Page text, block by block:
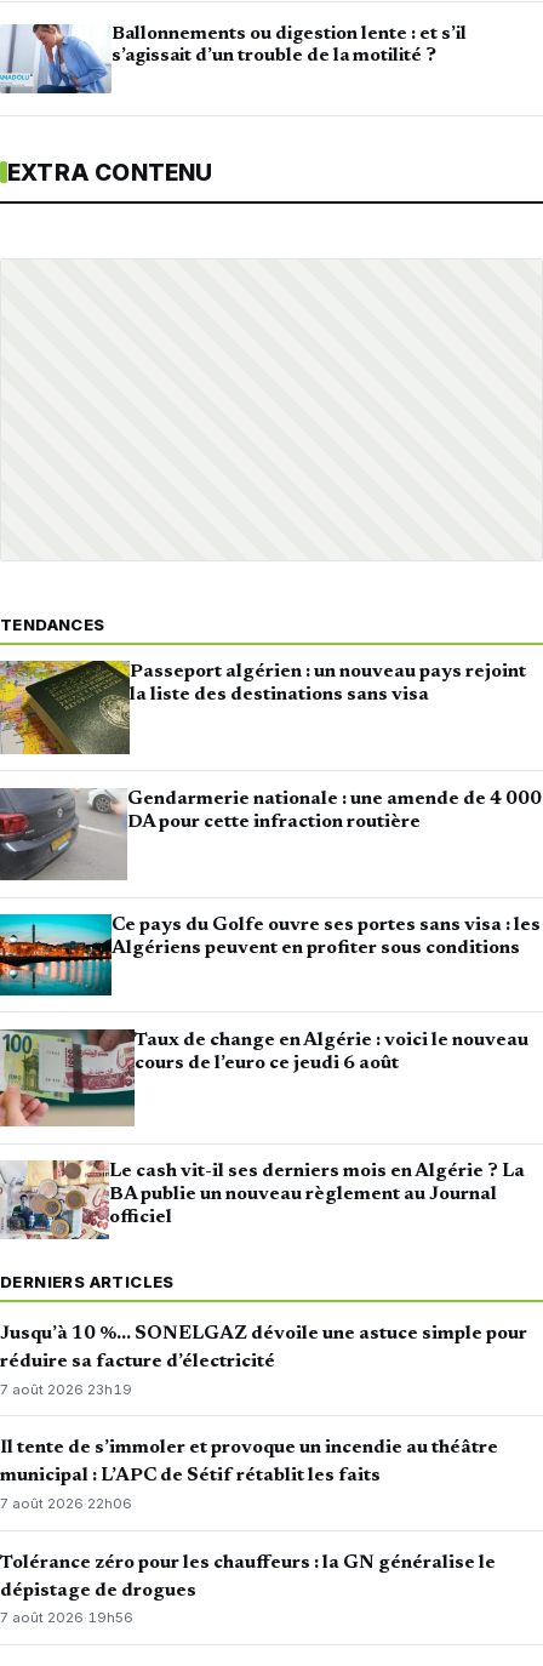
Ballonnements ou digestion lente : et s’il
s’agissait d’un trouble de la motilité ?
EXTRA CONTENU
TENDANCES
Passeport algérien : un nouveau pays rejoint
la liste des destinations sans visa
Gendarmerie nationale : une amende de 4 000
DA pour cette infraction routière
Ce pays du Golfe ouvre ses portes sans visa : les
Algériens peuvent en profiter sous conditions
Taux de change en Algérie : voici le nouveau
cours de l’euro ce jeudi 6 août
Le cash vit-il ses derniers mois en Algérie ? La
BA publie un nouveau règlement au Journal
officiel
DERNIERS ARTICLES
Jusqu’à 10 %… SONELGAZ dévoile une astuce simple pour
réduire sa facture d’électricité
7 août 2026·23h19
Il tente de s’immoler et provoque un incendie au théâtre
municipal : L’APC de Sétif rétablit les faits
7 août 2026·22h06
Tolérance zéro pour les chauffeurs : la GN généralise le
dépistage de drogues
7 août 2026·19h56